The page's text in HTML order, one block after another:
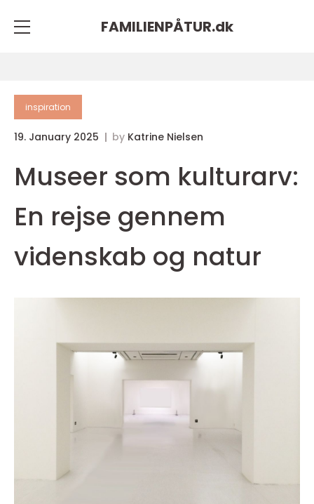
FAMILIENPÅTUR.dk
inspiration
19. January 2025 by Katrine Nielsen
Museer som kulturarv:
En rejse gennem
videnskab og natur